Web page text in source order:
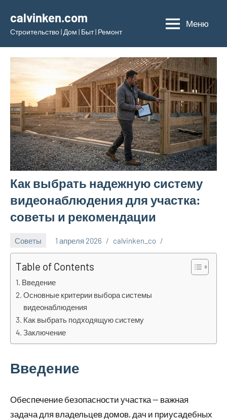
содержимому
calvinken.com
Строительство | Дом | Быт | Ремонт
Меню
Как выбрать надежную систему
видеонаблюдения для участка:
советы и рекомендации
Советы 1 апреля 2026 calvinken_co
Table of Contents
Введение
Основные критерии выбора системы
видеонаблюдения
Как выбрать подходящую систему
Заключение
Введение
Обеспечение безопасности участка — важная
задача для владельцев домов, дач и приусадебных